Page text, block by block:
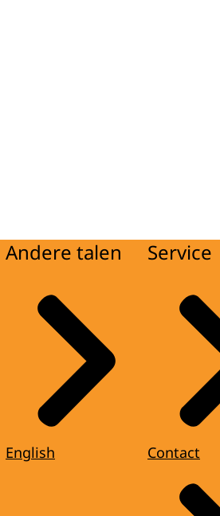
Andere talen
English
Service
Contact